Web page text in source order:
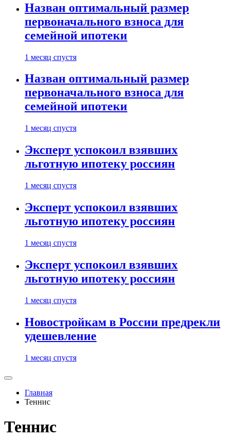
Назван оптимальный размер
первоначального взноса для
семейной ипотеки
1 месяц спустя
Назван оптимальный размер
первоначального взноса для
семейной ипотеки
1 месяц спустя
Эксперт успокоил взявших
льготную ипотеку россиян
1 месяц спустя
Эксперт успокоил взявших
льготную ипотеку россиян
1 месяц спустя
Эксперт успокоил взявших
льготную ипотеку россиян
1 месяц спустя
Новостройкам в России предрекли
удешевление
1 месяц спустя
Главная
Теннис
Теннис